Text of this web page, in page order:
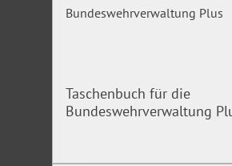
Taschenbuch für die
Bundeswehrverwaltung